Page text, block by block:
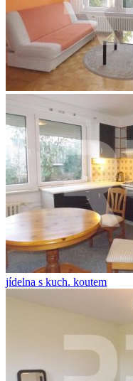
jídelna s kuch. koutem